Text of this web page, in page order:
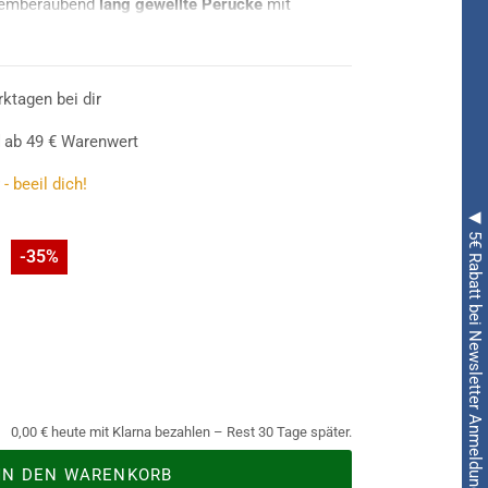
◀ 5€ Rabatt bei Newsletter Anmeldung ◀
lang gewellte Perückemit
von unterschiedlichen Kostümen und
bei dir
49 € Warenwert
beeil dich!
-35%
0,00 € heute mit Klarna bezahlen – Rest 30 Tage später.
IN DEN WARENKORB